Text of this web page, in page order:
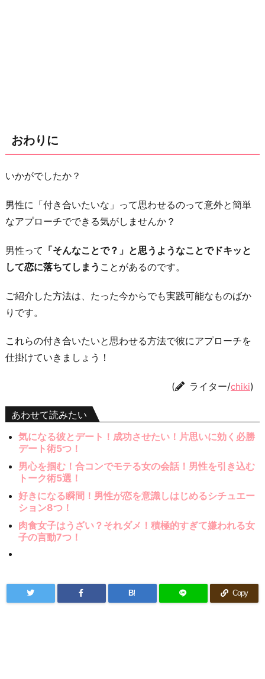
おわりに
いかがでしたか？
男性に「付き合いたいな」って思わせるのって意外と簡単
なアプローチでできる気がしませんか？
男性って 「そんなことで？」と思うようなことでドキッと
して恋に落ちてしまう ことがあるのです。
ご紹介した方法は、たった今からでも実践可能なものばか
りです。
これらの付き合いたいと思わせる方法で彼にアプローチを
仕掛けていきましょう！
( ライター/chiki)
あわせて読みたい
気になる彼とデート！成功させたい！片思いに効く必勝
デート術5つ！
男心を掴む！合コンでモテる女の会話！男性を引き込む
トーク術5選！
好きになる瞬間！男性が恋を意識しはじめるシチュエー
ション8つ！
肉食女子はうざい？それダメ！積極的すぎて嫌われる女
子の言動7つ！
B! Copy